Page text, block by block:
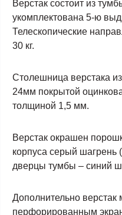
Верстак состоит из
укомплектована 5-ю
Телескопические
30 кг.
Столешница верстака
24мм покрытой
толщиной 1,5 мм.
Верстак окрашен
корпуса серый шагрень
дверцы тумбы – синий
Дополнительно верстак
перфорированным